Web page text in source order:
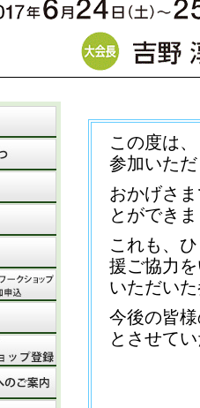
この度は
参加いた
おかげさ
とができ
これも、
援ご協力
いただい
今後の皆
とさせて